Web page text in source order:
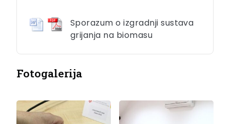
Sporazum o izgradnji sustava
grijanja na biomasu
Fotogalerija